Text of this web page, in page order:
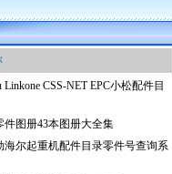
Linkone CSS-NET EPC小松配件目
件图册43本图册大全集
海尔起重机配件目录零件号查询系